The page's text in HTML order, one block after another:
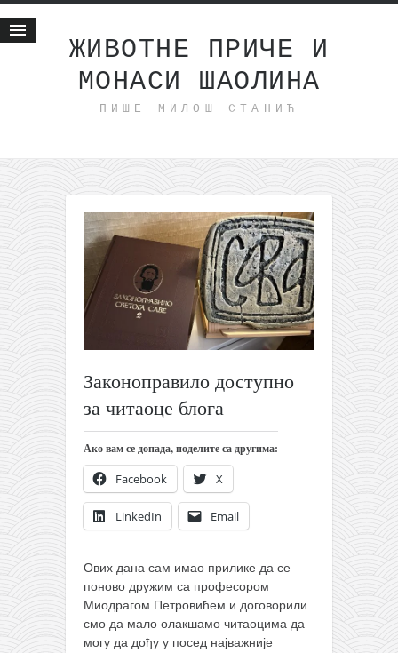
ЖИВОТНЕ ПРИЧЕ И
МОНАСИ ШАОЛИНА
ПИШЕ МИЛОШ СТАНИЋ
Животне приче
интернет пословање
исхраном до здравља
мој хаику
моменти и места
бонус садржај
светлопис
духовни отац
православље
забрањена историја
ћирилица
породичне приче
прота Воја
календар српски
азбуки и књиге
Окинава карате
Законоправило доступно
за читаоце блога
Ако вам се допада, поделите са другима:
Facebook X
LinkedIn Email
Ових дана сам имао прилике да се
поново дружим са професором
Миодрагом Петровићем и договорили
смо да мало олакшамо читаоцима да
могу да дођу у посед најважније